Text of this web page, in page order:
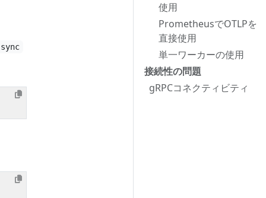
使用
PrometheusでOTLPを
直接使用
単一ワーカーの使用
接続性の問題
gRPCコネクティビティ